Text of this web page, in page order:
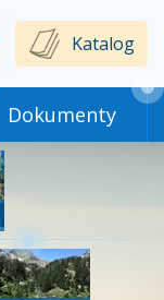
Katalog
Dokumenty